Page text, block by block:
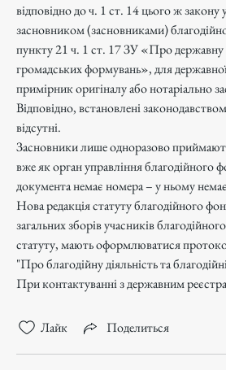
відповідно до ч. 1 ст. 14 цього ж закону
засновником (засновниками)
пункту 21 ч. 1 ст. 17 ЗУ «Про державну
громадських формувань», для
примірник оригіналу або нотаріально
Відповідно, встановлені
відсутні.
Засновники лише одноразово
вже як орган управління благодійного
документа немає номера – у ньому
Нова редакція статуту благодійного
загальних зборів учасників
статуту, мають оформлюватися
"Про благодійну діяльність та
При контактуванні з державним
Лайк Поделиться